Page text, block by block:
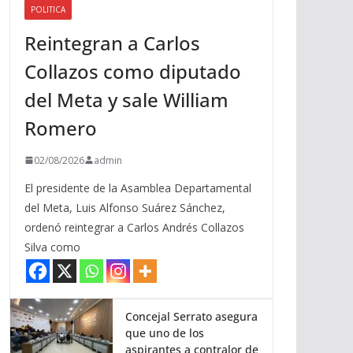
i
b
a
j
o
a
POLITICA
Reintegran a Carlos
Collazos como diputado
del Meta y sale William
Romero
02/08/2026 admin
El presidente de la Asamblea Departamental
del Meta, Luis Alfonso Suárez Sánchez,
ordenó reintegrar a Carlos Andrés Collazos
Silva como
Concejal Serrato asegura
que uno de los
aspirantes a contralor de